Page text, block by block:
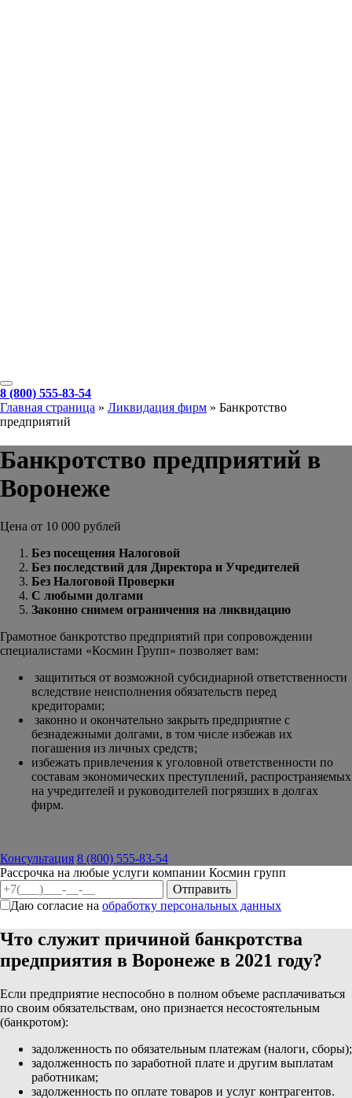
8 (800) 555-83-54
Главная страница » Ликвидация фирм » Банкротство
предприятий
Банкротство предприятий в
Воронеже
Цена от 10 000 рублей
Без посещения Налоговой
Без последствий для Директора и Учредителей
Без Налоговой Проверки
С любыми долгами
Законно снимем ограничения на ликвидацию
Грамотное банкротство предприятий при сопровождении
специалистами «Космин Групп» позволяет вам:
защититься от возможной субсидиарной ответственности
вследствие неисполнения обязательств перед
кредиторами;
законно и окончательно закрыть предприятие с
безнадежными долгами, в том числе избежав их
погашения из личных средств;
избежать привлечения к уголовной ответственности по
составам экономических преступлений, распространяемых
на учредителей и руководителей погрязших в долгах
фирм.
Консультация 8 (800) 555-83-54
Рассрочка на любые услуги компании Космин групп
Даю согласие на обработку персональных данных
Что служит причиной банкротства
предприятия в Воронеже в 2021 году?
Если предприятие неспособно в полном объеме расплачиваться
по своим обязательствам, оно признается несостоятельным
(банкротом):
задолженность по обязательным платежам (налоги, сборы);
задолженность по заработной плате и другим выплатам
работникам;
задолженность по оплате товаров и услуг контрагентов.